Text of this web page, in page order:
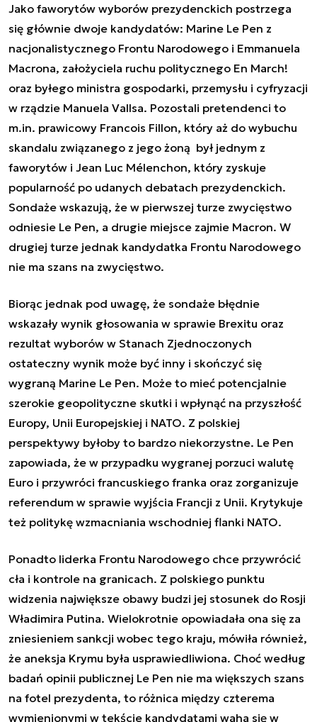
Jako faworytów wyborów prezydenckich postrzega
się głównie dwoje kandydatów: Marine Le Pen z
nacjonalistycznego Frontu Narodowego i Emmanuela
Macrona, założyciela ruchu politycznego En March!
oraz byłego ministra gospodarki, przemysłu i cyfryzacji
w rządzie Manuela Vallsa. Pozostali pretendenci to
m.in. prawicowy Francois Fillon, który aż do wybuchu
skandalu związanego z jego żoną był jednym z
faworytów i Jean Luc Mélenchon, który zyskuje
popularność po udanych debatach prezydenckich.
Sondaże wskazują, że w pierwszej turze zwycięstwo
odniesie Le Pen, a drugie miejsce zajmie Macron. W
drugiej turze jednak kandydatka Frontu Narodowego
nie ma szans na zwycięstwo.
Biorąc jednak pod uwagę, że sondaże błędnie
wskazały wynik głosowania w sprawie Brexitu oraz
rezultat wyborów w Stanach Zjednoczonych
ostateczny wynik może być inny i skończyć się
wygraną Marine Le Pen. Może to mieć potencjalnie
szerokie geopolityczne skutki i wpłynąć na przyszłość
Europy, Unii Europejskiej i NATO. Z polskiej
perspektywy byłoby to bardzo niekorzystne. Le Pen
zapowiada, że w przypadku wygranej porzuci walutę
Euro i przywróci francuskiego franka oraz zorganizuje
referendum w sprawie wyjścia Francji z Unii. Krytykuje
też politykę wzmacniania wschodniej flanki NATO.
Ponadto liderka Frontu Narodowego chce przywrócić
cła i kontrole na granicach. Z polskiego punktu
widzenia największe obawy budzi jej stosunek do Rosji
Władimira Putina. Wielokrotnie opowiadała ona się za
zniesieniem sankcji wobec tego kraju, mówiła również,
że aneksja Krymu była usprawiedliwiona. Choć według
badań opinii publicznej Le Pen nie ma większych szans
na fotel prezydenta, to różnica między czterema
wymienionymi w tekście kandydatami waha się w